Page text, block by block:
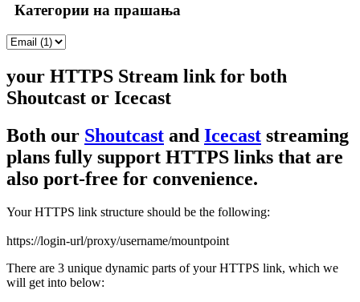
Категории на прашања
your HTTPS Stream link for both
Shoutcast or Icecast
Both our Shoutcast and Icecast streaming
plans fully support HTTPS links that are
also port-free for convenience.
Your HTTPS link structure should be the following:
https://login-url/proxy/username/mountpoint
There are 3 unique dynamic parts of your HTTPS link, which we
will get into below: